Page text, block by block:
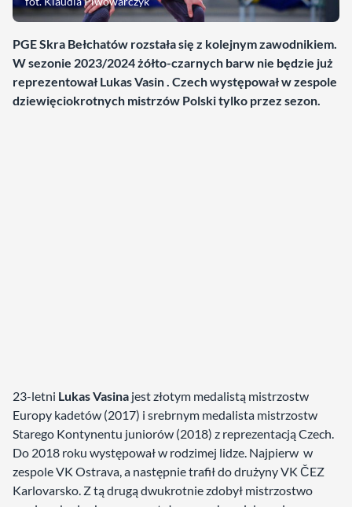
PGE Skra Bełchatów rozstała się z kolejnym zawodnikiem.
W sezonie 2023/2024 żółto-czarnych barw nie będzie już
reprezentował Lukas Vasin . Czech występował w zespole
dziewięciokrotnych mistrzów Polski tylko przez sezon.
23-letni Lukas Vasina jest złotym medalistą mistrzostw
Europy kadetów (2017) i srebrnym medalista mistrzostw
Starego Kontynentu juniorów (2018) z reprezentacją Czech.
Do 2018 roku występował w rodzimej lidze. Najpierw w
zespole VK Ostrava, a następnie trafił do drużyny VK ČEZ
Karlovarsko. Z tą drugą dwukrotnie zdobył mistrzostwo